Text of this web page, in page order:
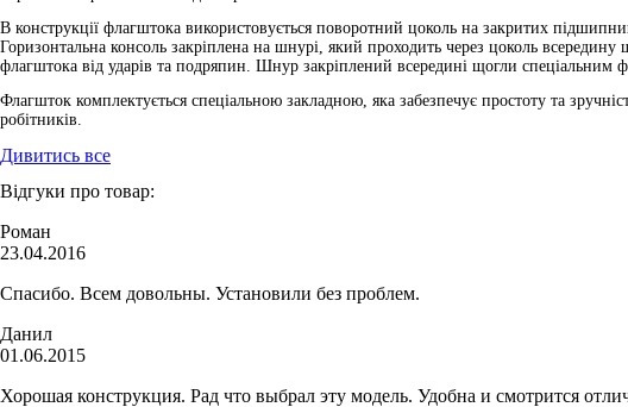
В конструкції флагштока використовується поворотний цоколь на закритих
Горизонтальна консоль закріплена на шнурі, який проходить через цоколь
флагштока від ударів та подряпин. Шнур закріплений всередині щогли спеціальним
Флагшток комплектується спеціальною закладною, яка забезпечує простоту та
робітників.
Дивитись все
Відгуки про товар:
Роман
23.04.2016
Спасибо. Всем довольны. Установили без проблем.
Данил
01.06.2015
Хорошая конструкция. Рад что выбрал эту модель. Удобна и смотрится